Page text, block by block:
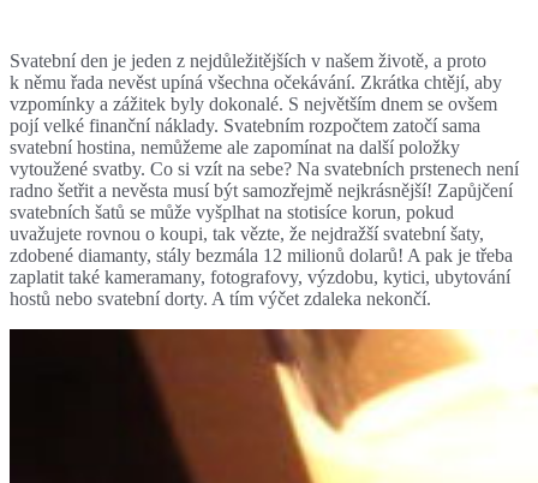
Svatební den je jeden z nejdůležitějších v našem životě, a proto
k němu řada nevěst upíná všechna očekávání. Zkrátka chtějí, aby
vzpomínky a zážitek byly dokonalé. S největším dnem se ovšem
pojí velké finanční náklady. Svatebním rozpočtem zatočí sama
svatební hostina, nemůžeme ale zapomínat na další položky
vytoužené svatby. Co si vzít na sebe? Na svatebních prstenech není
radno šetřit a nevěsta musí být samozřejmě nejkrásnější! Zapůjčení
svatebních šatů se může vyšplhat na stotisíce korun, pokud
uvažujete rovnou o koupi, tak vězte, že nejdražší svatební šaty,
zdobené diamanty, stály bezmála 12 milionů dolarů! A pak je třeba
zaplatit také kameramany, fotografovy, výzdobu, kytici, ubytování
hostů nebo svatební dorty. A tím výčet zdaleka nekončí.